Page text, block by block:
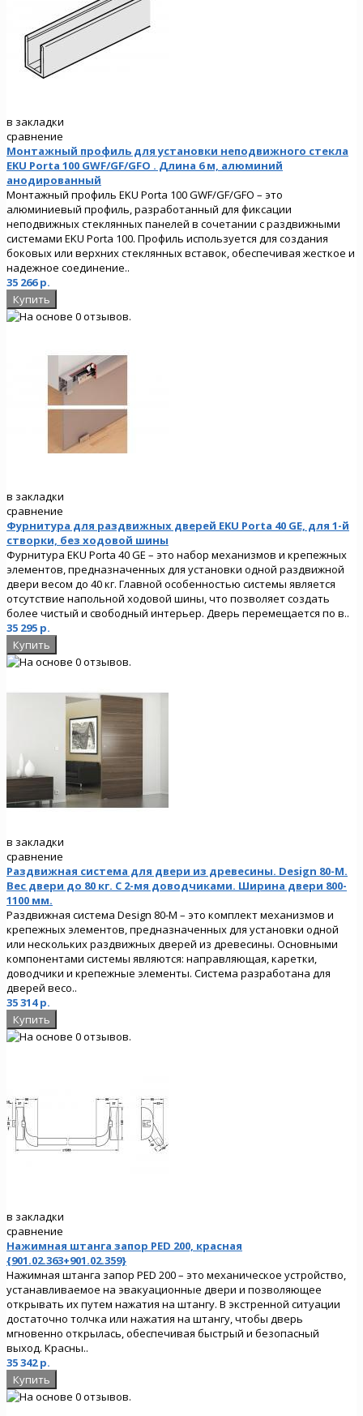
в закладки
сравнение
Монтажный профиль для установки неподвижного стекла
EKU Porta 100 GWF/GF/GFO . Длина 6 м, алюминий
анодированный
Монтажный профиль EKU Porta 100 GWF/GF/GFO – это
алюминиевый профиль, разработанный для фиксации
неподвижных стеклянных панелей в сочетании с раздвижными
системами EKU Porta 100. Профиль используется для создания
боковых или верхних стеклянных вставок, обеспечивая жесткое и
надежное соединение..
35 266 р.
в закладки
сравнение
Фурнитура для раздвижных дверей EKU Porta 40 GE, для 1-й
створки, без ходовой шины
Фурнитура EKU Porta 40 GE – это набор механизмов и крепежных
элементов, предназначенных для установки одной раздвижной
двери весом до 40 кг. Главной особенностью системы является
отсутствие напольной ходовой шины, что позволяет создать
более чистый и свободный интерьер. Дверь перемещается по в..
35 295 р.
в закладки
сравнение
Раздвижная система для двери из древесины. Design 80-M.
Вес двери до 80 кг. C 2-мя доводчиками. Ширина двери 800-
1100 мм.
Раздвижная система Design 80-M – это комплект механизмов и
крепежных элементов, предназначенных для установки одной
или нескольких раздвижных дверей из древесины. Основными
компонентами системы являются: направляющая, каретки,
доводчики и крепежные элементы. Система разработана для
дверей весо..
35 314 р.
в закладки
сравнение
Нажимная штанга запор PED 200, красная
{901.02.363+901.02.359}
Нажимная штанга запор PED 200 – это механическое устройство,
устанавливаемое на эвакуационные двери и позволяющее
открывать их путем нажатия на штангу. В экстренной ситуации
достаточно толчка или нажатия на штангу, чтобы дверь
мгновенно открылась, обеспечивая быстрый и безопасный
выход. Красны..
35 342 р.